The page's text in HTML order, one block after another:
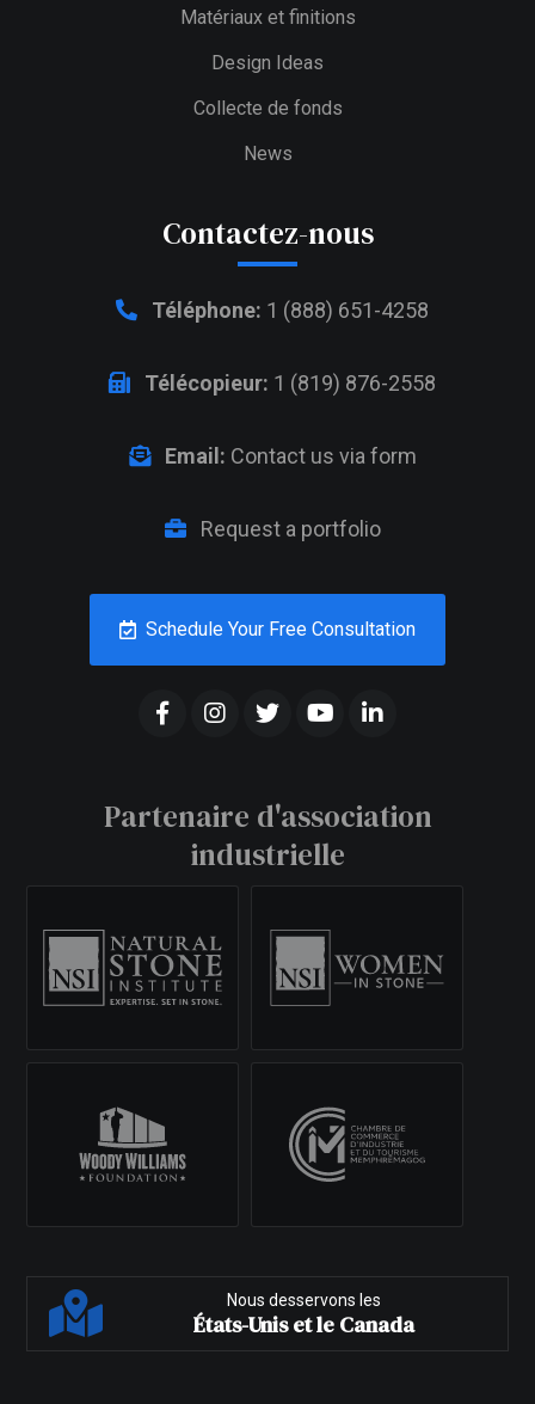
Matériaux et finitions
Design Ideas
Collecte de fonds
News
Contactez-nous
Téléphone: 1 (888) 651-4258
Télécopieur: 1 (819) 876-2558
Email: Contact us via form
Request a portfolio
Schedule Your Free Consultation
Partenaire d'association
industrielle
Nous desservons les
États-Unis et le Canada